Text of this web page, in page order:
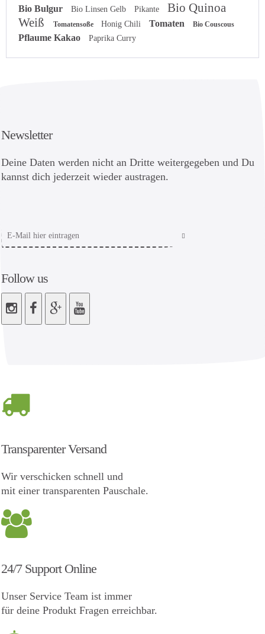
Bio Bulgur Bio Linsen Gelb Pikante
Bio Quinoa
Weiß
Tomatensoße Honig Chili Tomaten Bio Couscous
Pflaume Kakao Paprika Curry
Newsletter
Deine Daten werden nicht an Dritte weitergegeben und Du
kannst dich jederzeit wieder austragen.
Follow us
Transparenter Versand
Wir verschicken schnell und
mit einer transparenten Pauschale.
24/7 Support Online
Unser Service Team ist immer
für deine Produkt Fragen erreichbar.